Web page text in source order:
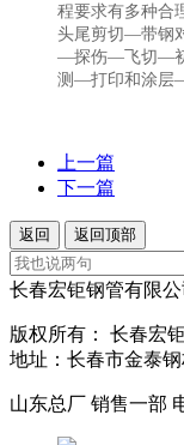
程要求有多种合
头尾剪切―带钢
―探伤―飞切―
测―打印和涂层
上一篇
下一篇
返回
返回顶部
长春宏钜钢管有限
版权所有： 长春宏
地址：长春市金泰
山东总厂 销售一部